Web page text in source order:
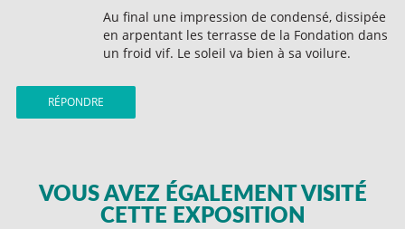
Au final une impression de condensé, dissipée
en arpentant les terrasse de la Fondation dans
un froid vif. Le soleil va bien à sa voilure.
RÉPONDRE
VOUS AVEZ ÉGALEMENT VISITÉ
CETTE EXPOSITION